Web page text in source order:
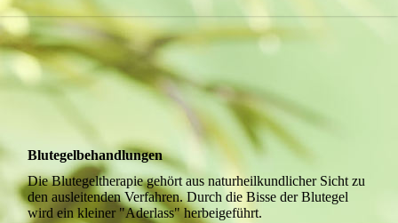
Blutegelbehandlungen
Die Blutegeltherapie gehört aus naturheilkundlicher Sicht zu
den ausleitenden Verfahren. Durch die Bisse der Blutegel
wird ein kleiner "Aderlass" herbeigeführt.